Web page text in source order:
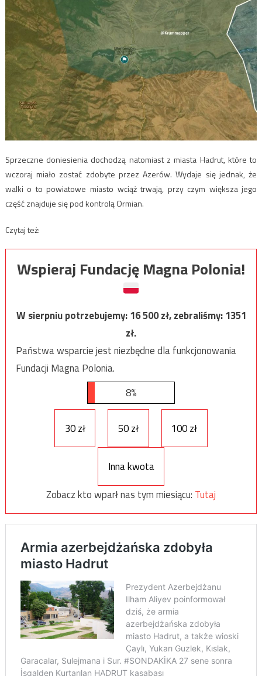
Sprzeczne doniesienia dochodzą natomiast z miasta Hadrut, które to
wczoraj miało zostać zdobyte przez Azerów. Wydaje się jednak, że
walki o to powiatowe miasto wciąż trwają, przy czym większa jego
część znajduje się pod kontrolą Ormian.
Czytaj też:
Wspieraj Fundację Magna Polonia!
W sierpniu potrzebujemy:16 500zł, zebraliśmy:1351
zł.
Państwa wsparcie jest niezbędne dla funkcjonowania
Fundacji Magna Polonia.
8%
30 zł 50 zł 100 zł
Inna kwota
Zobacz kto wparł nas tym miesiącu: Tutaj